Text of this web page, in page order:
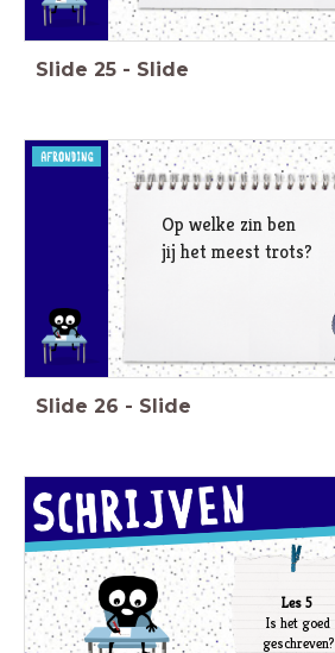
Slide 25 - Slide
Op welke zin ben
jij het meest trots?
Slide 26 - Slide
Les 5
Is het goed
geschreven?